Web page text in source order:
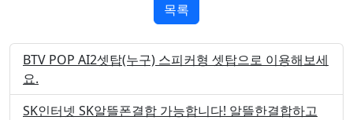
목록
BTV POP AI2셋탑(누구) 스피커형 셋탑으로 이용해보세
요.
SK인터넷 SK알뜰폰결합 가능합니다! 알뜰한결합하고